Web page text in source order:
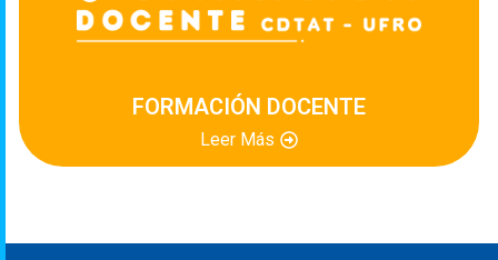
FORMACIÓN DOCENTE
Leer Más